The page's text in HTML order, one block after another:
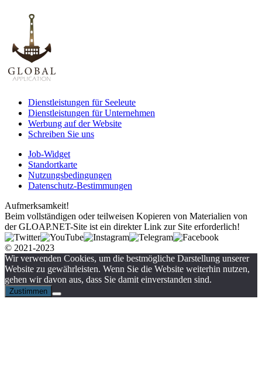
Dienstleistungen für Seeleute
Dienstleistungen für Unternehmen
Werbung auf der Website
Schreiben Sie uns
Job-Widget
Standortkarte
Nutzungsbedingungen
Datenschutz-Bestimmungen
Aufmerksamkeit!
Beim vollständigen oder teilweisen Kopieren von Materialien von
der GLOAP.NET-Site ist ein direkter Link zur Site erforderlich!
© 2021-2023
Wir verwenden Cookies, um die bestmögliche Darstellung unserer
Website zu gewährleisten. Wenn Sie die Website weiterhin nutzen,
gehen wir davon aus, dass Sie damit einverstanden sind.
Zustimmen